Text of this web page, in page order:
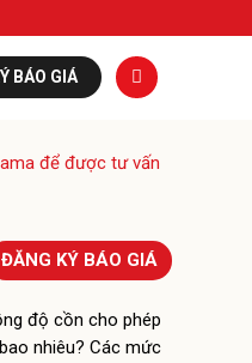
BÁO GIÁ
ĐĂNG KÝ BÁO GIÁ
độ cồn cho phép
nhiêu? Các mức